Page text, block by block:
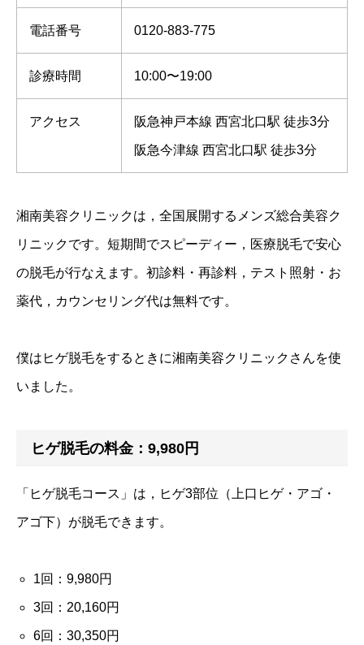
電話番号 0120-883-775
診療時間 10:00〜19:00
アクセス 阪急神戸本線 西宮北口駅 徒歩3分
阪急今津線 西宮北口駅 徒歩3分
湘南美容クリニックは，全国展開するメンズ総合美容ク
リニックです。短期間でスピーディー，医療脱毛で安心
の脱毛が行なえます。初診料・再診料，テスト照射・お
薬代，カウンセリング代は無料です。
僕はヒゲ脱毛をするときに湘南美容クリニックさんを使
いました。
ヒゲ脱毛の料金：9,980円
「ヒゲ脱毛コース」は，ヒゲ3部位（上口ヒゲ・アゴ・
アゴ下）が脱毛できます。
1回：9,980円
3回：20,160円
6回：30,350円